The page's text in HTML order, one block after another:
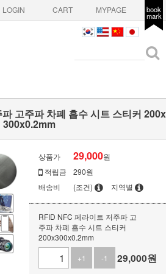
LOGIN CART MYPAGE book
mark
고주파 차폐 흡수 시트 스티커 200x
300x0.2mm
상품가 29,000원
적립금
290원
배송비
(조건) 지역별
RFID NFC 페라이트 저주파 고
주파 차폐 흡수 시트 스티커
200x300x0.2mm
+1
-1 29,000원